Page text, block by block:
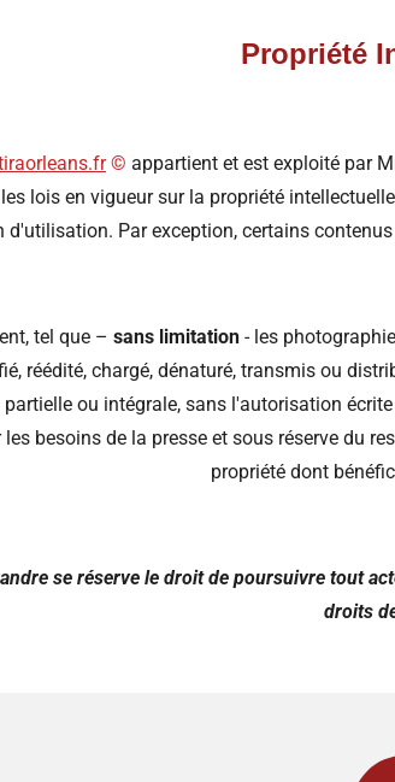
Propriété
©️ appartient et est exploité par
lois en vigueur sur la propriété
d'utilisation. Par exception, certains
tel que – sans limitation - les
réédité, chargé, dénaturé, transmis ou
ou intégrale, sans l'autorisation
besoins de la presse et sous réserve du
propriété dont
se réserve le droit de poursuivre tout
droits